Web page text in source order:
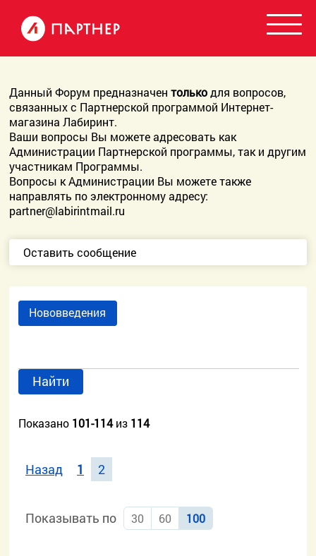
Данный Форум предназначентолькодля вопросов,
связанных с Партнерской программой Интернет-
магазина Лабиринт.
Ваши вопросы Вы можете адресовать как
Администрации Партнерской программы, так и другим
участникам Программы.
Вопросы к Администрации Вы можете также
направлять по электронному адресу:
partner@labirintmail.ru
Оставить сообщение
Нововведения
Найти
Показано 101-114из 114
Назад 1 2
Показывать по 30 60 100